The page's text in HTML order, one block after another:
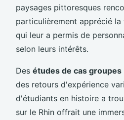
paysages pittoresques
particulièrement apprécié
qui leur a permis de
selon leurs intérêts.
Des études de cas groupes
des retours d'expérience
d'étudiants en histoire a
sur le Rhin offrait une